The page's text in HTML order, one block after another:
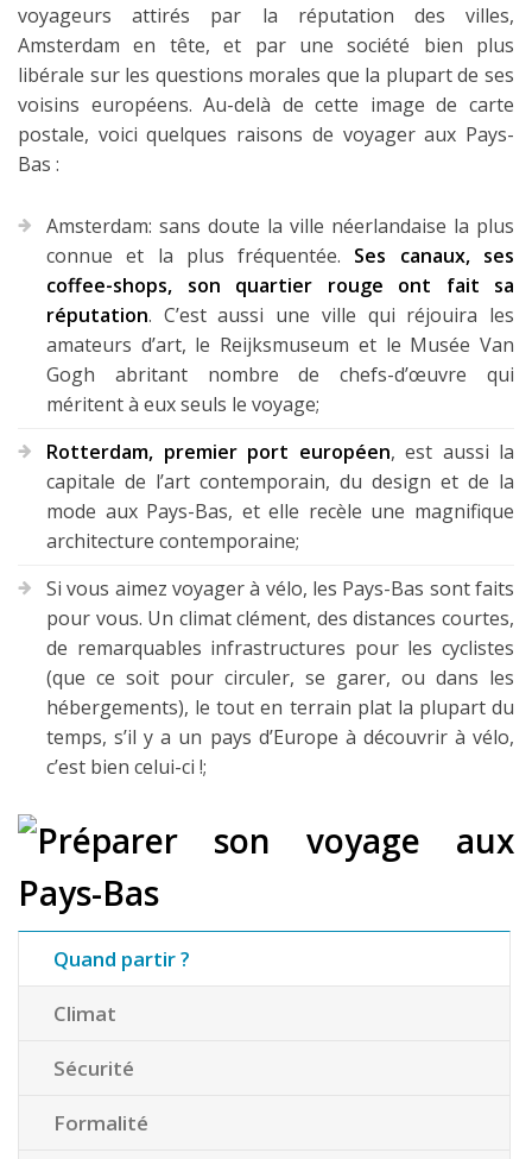
voyageurs attirés par la réputation des villes,
Amsterdam en tête, et par une société bien plus
libérale sur les questions morales que la plupart de ses
voisins européens. Au-delà de cette image de carte
postale, voici quelques raisons de voyager aux Pays-
Bas :
Amsterdam: sans doute la ville néerlandaise la plus
connue et la plus fréquentée. Ses canaux, ses
coffee-shops, son quartier rouge ont fait sa
réputation. C’est aussi une ville qui réjouira les
amateurs d’art, le Reijksmuseum et le Musée Van
Gogh abritant nombre de chefs-d’œuvre qui
méritent à eux seuls le voyage;
Rotterdam, premier port européen, est aussi la
capitale de l’art contemporain, du design et de la
mode aux Pays-Bas, et elle recèle une magnifique
architecture contemporaine;
Si vous aimez voyager à vélo, les Pays-Bas sont faits
pour vous. Un climat clément, des distances courtes,
de remarquables infrastructures pour les cyclistes
(que ce soit pour circuler, se garer, ou dans les
hébergements), le tout en terrain plat la plupart du
temps, s’il y a un pays d’Europe à découvrir à vélo,
c’est bien celui-ci !;
Quand partir ?
Climat
Sécurité
Formalité